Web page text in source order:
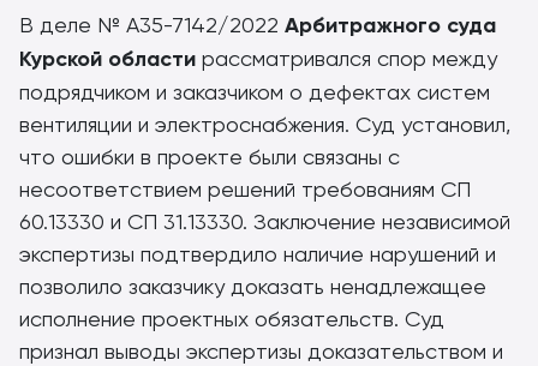
В деле № А35-7142/2022 Арбитражного суда
Курской области рассматривался спор между
подрядчиком и заказчиком о дефектах систем
вентиляции и электроснабжения. Суд установил,
что ошибки в проекте были связаны с
несоответствием решений требованиям СП
60.13330 и СП 31.13330. Заключение независимой
экспертизы подтвердило наличие нарушений и
позволило заказчику доказать ненадлежащее
исполнение проектных обязательств. Суд
признал выводы экспертизы доказательством и